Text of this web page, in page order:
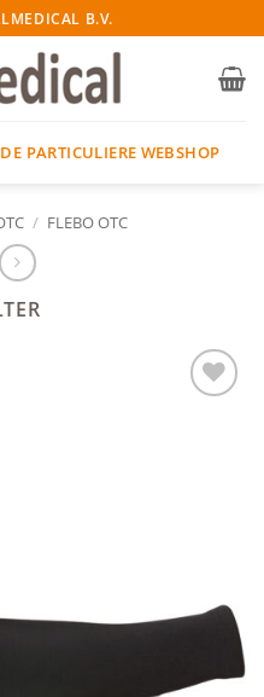
B.V.
PARTICULIERE WEBSHOP
/ FLEBO OTC